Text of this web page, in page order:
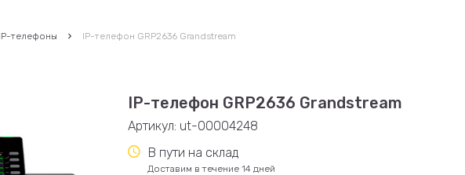
IP-телефоны IP-телефон GRP2636 Grandstream
IP-телефон GRP2636 Grandstream
Артикул: ut-00004248
В пути на склад
Доставим в течение 14 дней